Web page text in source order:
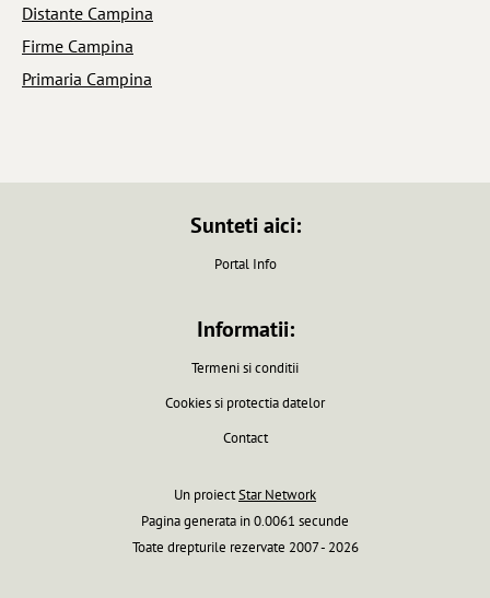
Distante Campina
Firme Campina
Primaria Campina
Sunteti aici:
Portal Info
Informatii:
Termeni si conditii
Cookies si protectia datelor
Contact
Un proiectStar Network
Pagina generata in 0.0061 secunde
Toate drepturile rezervate 2007 - 2026